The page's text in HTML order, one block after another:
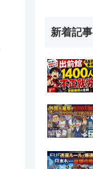
新着記事